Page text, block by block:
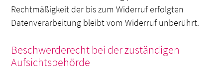
Rechtmäßigkeit der bis zum Widerruf erfolgten
Datenverarbeitung bleibt vom Widerruf unberührt.
Beschwerderecht bei der zuständigen
Aufsichtsbehörde